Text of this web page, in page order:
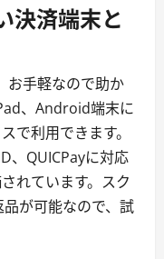
決済端末と
お手軽なので助か
、Android端末に
で利用できます。
、QUICPayに対応
れています。スク
が可能なので、試